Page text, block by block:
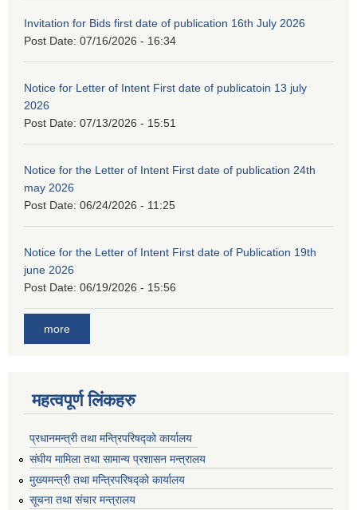
Invitation for Bids first date of publication 16th July 2026
Post Date: 07/16/2026 - 16:34
Notice for Letter of Intent First date of publicatoin 13 july
2026
Post Date: 07/13/2026 - 15:51
Notice for the Letter of Intent First date of publication 24th
may 2026
Post Date: 06/24/2026 - 11:25
Notice for the Letter of Intent First date of Publication 19th
june 2026
Post Date: 06/19/2026 - 15:56
more
महत्वपूर्ण लिंकहरु
प्रधानमन्त्री तथा मन्त्रिपरिषद्को कार्यालय
संघीय मामिला तथा सामान्य प्रशासन मन्त्रालय
मुख्यमन्त्री तथा मन्त्रिपरिषद्को कार्यालय
सूचना तथा संचार मन्त्रालय